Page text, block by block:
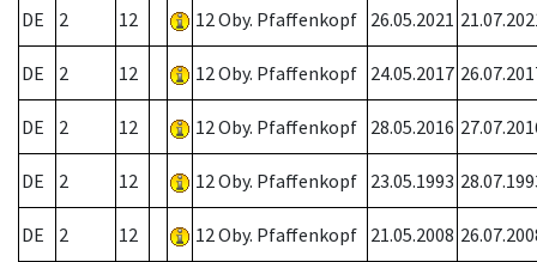
DE 2 12 12 Oby. Pfaffenkopf 26.05.2021
DE 2 12 12 Oby. Pfaffenkopf 24.05.2017
DE 2 12 12 Oby. Pfaffenkopf 28.05.2016
DE 2 12 12 Oby. Pfaffenkopf 23.05.1993
DE 2 12 12 Oby. Pfaffenkopf 21.05.2008